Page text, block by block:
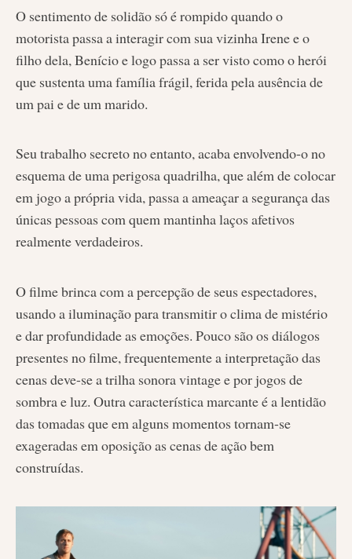
O sentimento de solidão só é rompido quando o
motorista passa a interagir com sua vizinha Irene e o
filho dela, Benício e logo passa a ser visto como o herói
que sustenta uma família frágil, ferida pela ausência de
um pai e de um marido.
Seu trabalho secreto no entanto, acaba envolvendo-o no
esquema de uma perigosa quadrilha, que além de colocar
em jogo a própria vida, passa a ameaçar a segurança das
únicas pessoas com quem mantinha laços afetivos
realmente verdadeiros.
O filme brinca com a percepção de seus espectadores,
usando a iluminação para transmitir o clima de mistério
e dar profundidade as emoções. Pouco são os diálogos
presentes no filme, frequentemente a interpretação das
cenas deve-se a trilha sonora vintage e por jogos de
sombra e luz. Outra característica marcante é a lentidão
das tomadas que em alguns momentos tornam-se
exageradas em oposição as cenas de ação bem
construídas.